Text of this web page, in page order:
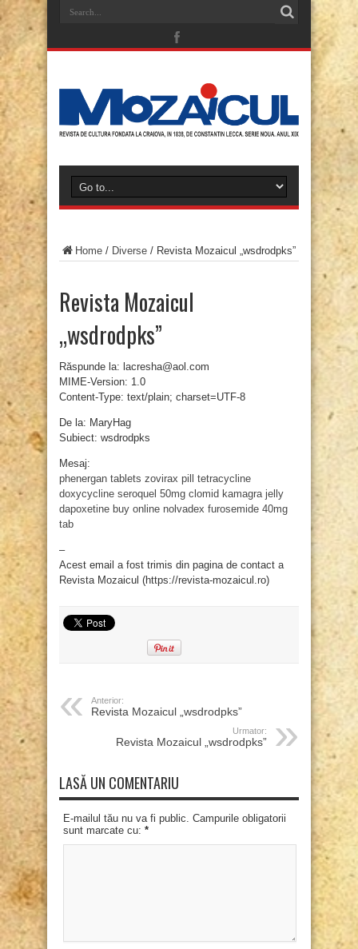
Home / Diverse / Revista Mozaicul „wsdrodpks”
Revista Mozaicul
„wsdrodpks”
Răspunde la: lacresha@aol.com
MIME-Version: 1.0
Content-Type: text/plain; charset=UTF-8
De la: MaryHag
Subiect: wsdrodpks
Mesaj:
phenergan tablets zovirax pill
tetracycline
doxycycline seroquel 50mg clomid kamagra jelly
dapoxetine buy online nolvadex furosemide 40mg
tab
–
Acest email a fost trimis din pagina de contact a
Revista Mozaicul (https://revista-mozaicul.ro)
Anterior:
Revista Mozaicul „wsdrodpks”
Urmator:
Revista Mozaicul „wsdrodpks”
LASĂ UN COMENTARIU
E-mailul tău nu va fi public. Campurile obligatorii
sunt marcate cu: *